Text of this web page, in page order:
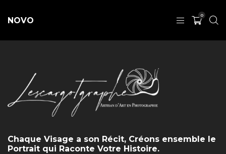
NOVO
0
Chaque Visage a son Récit, Créons ensemble le
Portrait qui Raconte Votre Histoire.